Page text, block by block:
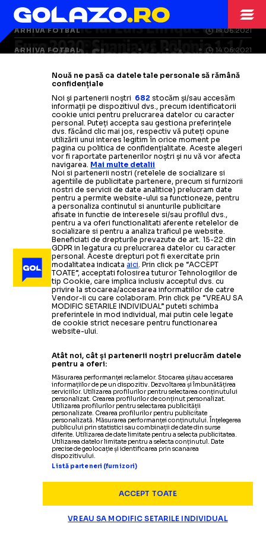
NATIONALA
POLONIEI
Explicațiile lui Luis Enrique după
Spania vs Polonia1-1/ Cel-a
nemulțumit pe selecționerul
iberic
Citește mai mult
ARHIVA FOTBAL 19.06.2021
Euro 2020: Spania vs Polonia1-1/
Gerard Moreno a ratat un penalty
Ibericii, locul trei în Grupa E
Citește mai mult
ARHIVA FOTBAL 19.06.2021
Euro 2020: Spania, două remize în
primele două meciuri / Germania,
victorie cu Portugalia / Ungaria,
surpriza zilei în fața Franței
Citește mai mult
ARHIVA FOTBAL 14.06.2021
Euro 2020: Slovacia, victorie
surprinzătoare(2-1vs Polonia) /
Krychowiak, eliminat de Ovidiu
Hațegan
Citește mai mult
ARHIVA FOTBAL 14.06.2021
Euro 2020: Lider surprinzător în
Grupa E-Slovacia, peste Spania,
Suedia și Polonia
Citește mai mult
04.06.2021
Cine este cel mai tânăr jucător de
la Euro 2020
Citește mai mult
14.11.2009
Polonia-Romania0-1/Victorie pe
Citește mai mult
ARHIVA FOTBAL 12.11.2009
Selectionerul polonez a anuntat echipa de start din
amicalul cu nationala Romaniei
ARHIVA FOTBAL 06.11.2009
Bornescu, Tanase si Daniel Niculae-noutatile lui
Lucescu jr pentru amicalul cu Polonia
VIDEO Rafal Grzelak, primul transfer al Stelei in
mandatul lui Bergodi
30.05.2009
Handbal feminin / Victorie a
Romaniei in primul meci de
verificare
Citește mai mult
31.01.2009
Franta si Croatia vor juca finala
CM de handbal masculin
Citește mai mult
25.11.2008
Romania infrunta Muntenegru in preliminariile CE
din 2010
ARHIVA 04.11.2008
Nouă ne pasă ca datele tale personale să rămână
confidențiale
Noi și partenerii noștri 682 stocăm și/sau accesăm
informații pe dispozitivul dvs., precum identificatorii
cookie unici pentru prelucrarea datelor cu caracter
personal. Puteți accepta sau gestiona preferințele
dvs. făcând clic mai jos, respectiv vă puteți opune
utilizării unui interes legitim în orice moment pe
pagina cu politica de confidențialitate. Aceste alegeri
vor fi raportate partenerilor noștri și nu vă vor afecta
navigarea. Mai multe detalii
Noi si partenerii nostri (retelele de socializare si
agentiile de publicitate partenere, precum si furnizorii
nostri de servicii de date analitice) prelucram date
pentru a permite website-ului sa functioneze, pentru
a personaliza continutul si anunturile publicitare
afisate in functie de interesele si/sau profilul dvs.,
pentru a va oferi functionalitati aferente retelelor de
socializare si pentru a analiza traficul pe website.
Beneficiati de drepturile prevazute de art. 15-22 din
GDPR in legatura cu prelucrarea datelor cu caracter
personal. Aceste drepturi pot fi exercitate prin
modalitatea indicataaici . Prin click pe “ACCEPT
TOATE”, acceptati folosirea tuturor Tehnologiilor de
tip Cookie, care implica inclusiv acceptul dvs. cu
privire la stocarea/accesarea informatiilor de catre
Vendor-ii cu care colaboram. Prin click pe “VREAU SA
MODIFIC SETARILE INDIVIDUAL” puteti schimba
preferintele in mod individual, mai putin cele legate
de cookie strict necesare pentru functionarea
website-ului.
Atât noi, cât și partenerii noștri prelucrăm datele
pentru a oferi:
Măsurarea performanței reclamelor. Stocarea și/sau accesarea
informațiilor de pe un dispozitiv. Dezvoltarea și îmbunătățirea
serviciilor. Utilizarea profilurilor pentru selectarea conținutului
personalizat. Crearea profilurilor de conținut personalizat.
Utilizarea profilurilor pentru selectarea publicității
personalizate. Crearea profilurilor pentru publicitate
personalizată. Măsurarea performanței conținutului. Înțelegerea
publicului prin statistici sau combinații de date din surse
diferite. Utilizarea de date limitate pentru a selecta publicitatea.
Utilizarea datelor limitate pentru a selecta conținutul. Date
precise de geolocație și identificarea prin scanarea
dispozitivului.
Listă parteneri (furnizori)
ACCEPT TOATE
VREAU SA MODIFIC SETARILE INDIVIDUAL